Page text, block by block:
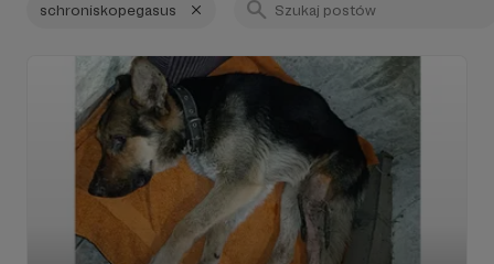
schroniskopegasus